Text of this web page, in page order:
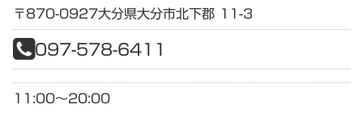
〒870-0927大分県大分市北下郡 11-3
097-578-6411
11:00～20:00